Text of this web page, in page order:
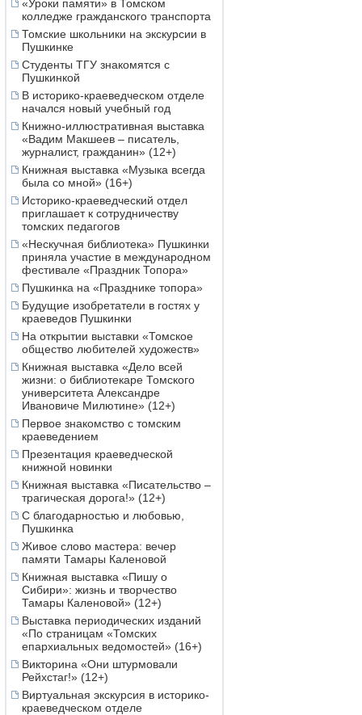
«Уроки памяти» в Томском
колледже гражданского транспорта
Томские школьники на экскурсии в
Пушкинке
Студенты ТГУ знакомятся с
Пушкинкой
В историко-краеведческом отделе
начался новый учебный год
Книжно-иллюстративная выставка
«Вадим Макшеев – писатель,
журналист, гражданин» (12+)
Книжная выставка «Музыка всегда
была со мной» (16+)
Историко-краеведческий отдел
приглашает к сотрудничеству
томских педагогов
«Нескучная библиотека» Пушкинки
приняла участие в международном
фестивале «Праздник Топора»
Пушкинка на «Празднике топора»
Будущие изобретатели в гостях у
краеведов Пушкинки
На открытии выставки «Томское
общество любителей художеств»
Книжная выставка «Дело всей
жизни: о библиотекаре Томского
университета Александре
Ивановиче Милютине» (12+)
Первое знакомство с томским
краеведением
Презентация краеведческой
книжной новинки
Книжная выставка «Писательство –
трагическая дорога!» (12+)
С благодарностью и любовью,
Пушкинка
Живое слово мастера: вечер
памяти Тамары Каленовой
Книжная выставка «Пишу о
Сибири»: жизнь и творчество
Тамары Каленовой» (12+)
Выставка периодических изданий
«По страницам «Томских
епархиальных ведомостей» (16+)
Викторина «Они штурмовали
Рейхстаг!» (12+)
Виртуальная экскурсия в историко-
краеведческом отделе